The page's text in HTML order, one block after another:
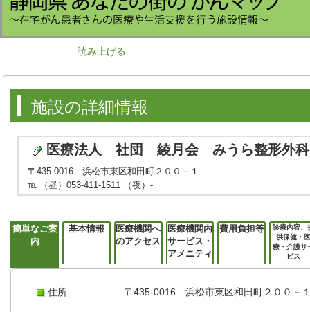
読み上げる
施設の詳細情報
医療法人 社団 綾月会 みうら整形外科
〒435-0016 浜松市東区和田町２００－１
℡ （昼）053-411-1511 （夜）-
簡単なご案
内
基本情報
医療機関へ
のアクセス
医療機関内
サービス・
アメニティ
費用負担等
診療内容、
供保健・
療・介護サ
ビス
住所 〒435-0016 浜松市東区和田町２００－